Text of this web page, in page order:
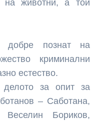
на животни, а той
познат на
криминални
естество.
за опит за
– Саботана,
Бориков,